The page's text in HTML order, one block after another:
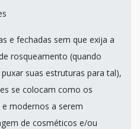
e fechadas sem que exija a
rosqueamento (quando
suas estruturas para tal),
se colocam como os
modernos a serem
de cosméticos e/ou